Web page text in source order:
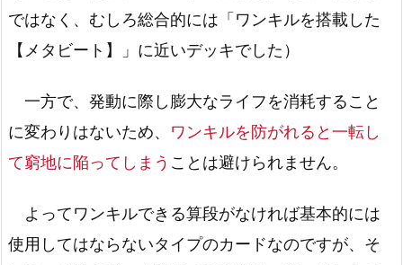
ではなく、むしろ総合的には「ワンキルを搭載した
【メタビート】」に近いデッキでした）
一方で、発動に際し膨大なライフを消耗すること
に変わりはないため、 ワンキルを防がれると一転し
て窮地に陥ってしまう ことは避けられません。
よってワンキルできる算段がなければ基本的には
使用してはならないタイプのカードなのですが、そ